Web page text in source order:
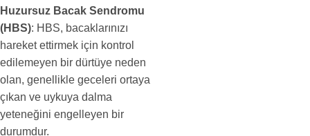
Huzursuz Bacak Sendromu
(HBS): HBS, bacaklarınızı
hareket ettirmek için kontrol
edilemeyen bir dürtüye neden
olan, genellikle geceleri ortaya
çıkan ve uykuya dalma
yeteneğini engelleyen bir
durumdur.